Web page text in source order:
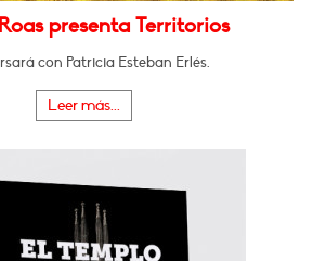
presenta Territorios
con Patricia Esteban Erlés.
Leer más...